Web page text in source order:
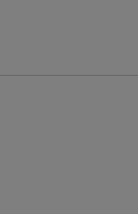
i nytt fönster.
öppnas i
i nytt fönster.